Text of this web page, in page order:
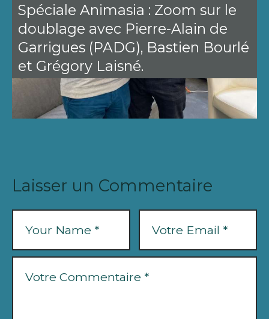
Spéciale Animasia : Zoom sur le
doublage avec Pierre-Alain de
Garrigues (PADG), Bastien Bourlé
et Grégory Laisné.
Laisser un Commentaire